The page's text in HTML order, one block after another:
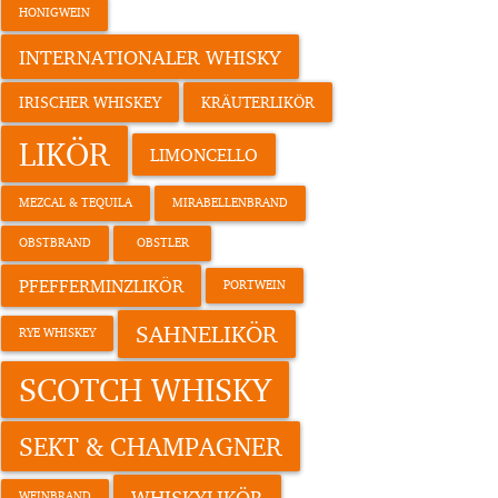
HONIGWEIN
INTERNATIONALER WHISKY
IRISCHER WHISKEY KRÄUTERLIKÖR
LIKÖR LIMONCELLO
MEZCAL & TEQUILA MIRABELLENBRAND
OBSTBRAND OBSTLER
PFEFFERMINZLIKÖR PORTWEIN
RYE WHISKEY SAHNELIKÖR
SCOTCH WHISKY
SEKT & CHAMPAGNER